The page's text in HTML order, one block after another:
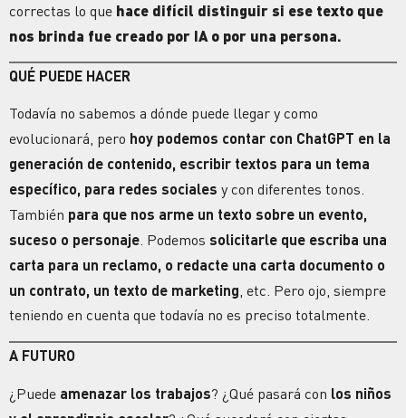
correctas lo que hace difícil distinguir si ese texto que
nos brinda fue creado por IA o por una persona.
QUÉ PUEDE HACER
Todavía no sabemos a dónde puede llegar y como
evolucionará, pero hoy podemos contar con ChatGPT en la
generación de contenido, escribir textos para un tema
específico, para redes sociales y con diferentes tonos.
También para que nos arme un texto sobre un evento,
suceso o personaje. Podemos solicitarle que escriba una
carta para un reclamo, o redacte una carta documento o
un contrato, un texto de marketing, etc. Pero ojo, siempre
teniendo en cuenta que todavía no es preciso totalmente.
A FUTURO
¿Puede amenazar los trabajos? ¿Qué pasará con los niños